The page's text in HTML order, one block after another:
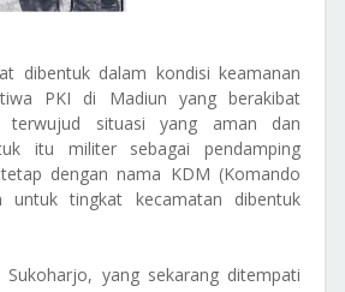
dibentuk dalam kondisi keamanan
PKI di Madiun yang berakibat
terwujud situasi yang aman dan
itu militer sebagai pendamping
dengan nama KDM (Komando
untuk tingkat kecamatan dibentuk
yang sekarang ditempati